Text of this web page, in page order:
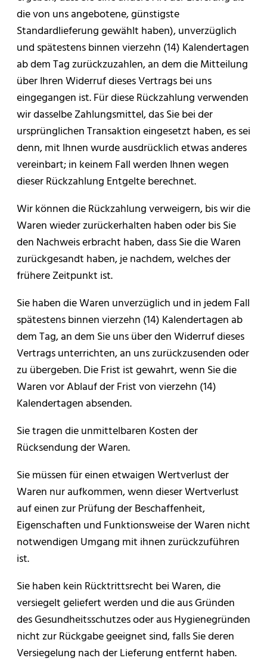
die von uns angebotene, günstigste
Standardlieferung gewählt haben), unverzüglich
und spätestens binnen vierzehn (14) Kalendertagen
ab dem Tag zurückzuzahlen, an dem die Mitteilung
über Ihren Widerruf dieses Vertrags bei uns
eingegangen ist. Für diese Rückzahlung verwenden
wir dasselbe Zahlungsmittel, das Sie bei der
ursprünglichen Transaktion eingesetzt haben, es sei
denn, mit Ihnen wurde ausdrücklich etwas anderes
vereinbart; in keinem Fall werden Ihnen wegen
dieser Rückzahlung Entgelte berechnet.
Wir können die Rückzahlung verweigern, bis wir die
Waren wieder zurückerhalten haben oder bis Sie
den Nachweis erbracht haben, dass Sie die Waren
zurückgesandt haben, je nachdem, welches der
frühere Zeitpunkt ist.
Sie haben die Waren unverzüglich und in jedem Fall
spätestens binnen vierzehn (14) Kalendertagen ab
dem Tag, an dem Sie uns über den Widerruf dieses
Vertrags unterrichten, an uns zurückzusenden oder
zu übergeben. Die Frist ist gewahrt, wenn Sie die
Waren vor Ablauf der Frist von vierzehn (14)
Kalendertagen absenden.
Sie tragen die unmittelbaren Kosten der
Rücksendung der Waren.
Sie müssen für einen etwaigen Wertverlust der
Waren nur aufkommen, wenn dieser Wertverlust
auf einen zur Prüfung der Beschaffenheit,
Eigenschaften und Funktionsweise der Waren nicht
notwendigen Umgang mit ihnen zurückzuführen
ist.
Sie haben kein Rücktrittsrecht bei Waren, die
versiegelt geliefert werden und die aus Gründen
des Gesundheitsschutzes oder aus Hygienegründen
nicht zur Rückgabe geeignet sind, falls Sie deren
Versiegelung nach der Lieferung entfernt haben.